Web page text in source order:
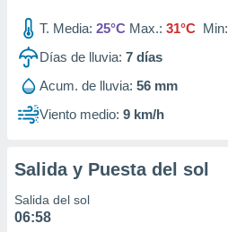
T. Media: 25°C Max.: 31°C Min:
Días de lluvia: 7 días
Acum. de lluvia: 56 mm
Viento medio: 9 km/h
Salida y Puesta del sol
Salida del sol
06:58